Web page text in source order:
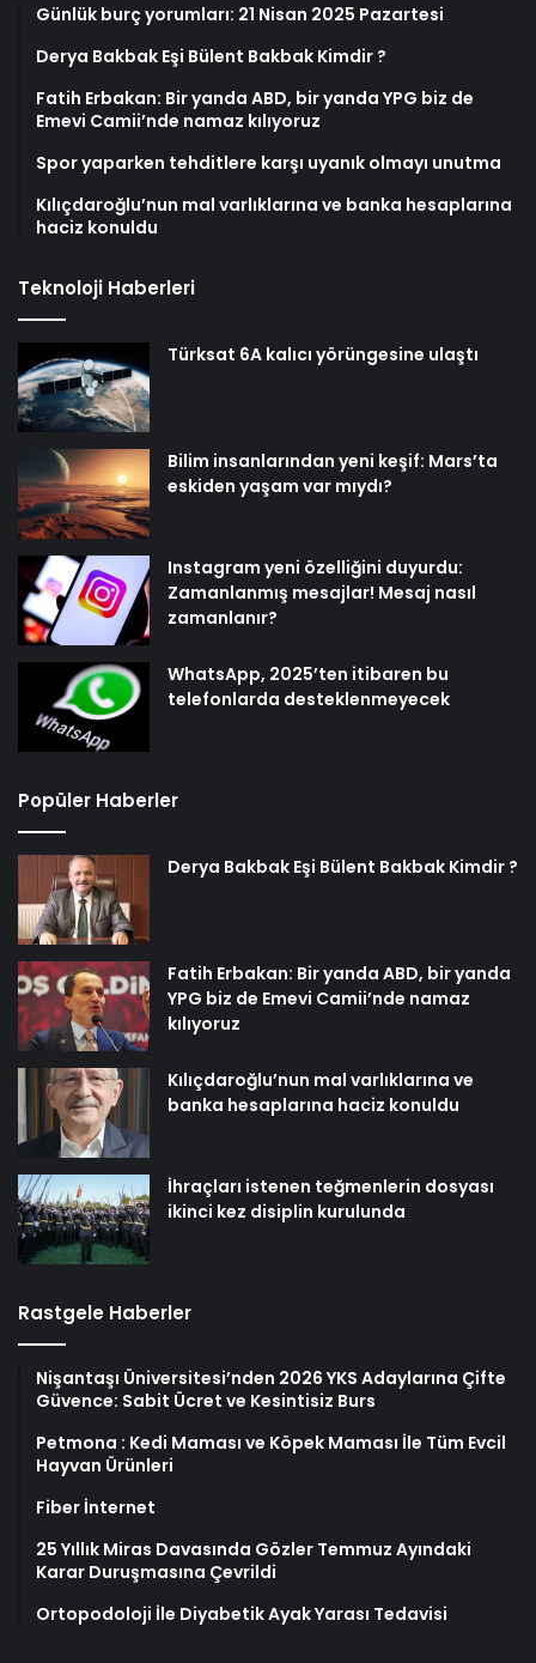
Günlük burç yorumları: 21 Nisan 2025 Pazartesi
Derya Bakbak Eşi Bülent Bakbak Kimdir ?
Fatih Erbakan: Bir yanda ABD, bir yanda YPG biz de
Emevi Camii’nde namaz kılıyoruz
Spor yaparken tehditlere karşı uyanık olmayı unutma
Kılıçdaroğlu’nun mal varlıklarına ve banka hesaplarına
haciz konuldu
Teknoloji Haberleri
Türksat 6A kalıcı yörüngesine ulaştı
Bilim insanlarından yeni keşif: Mars’ta
eskiden yaşam var mıydı?
Instagram yeni özelliğini duyurdu:
Zamanlanmış mesajlar! Mesaj nasıl
zamanlanır?
WhatsApp, 2025’ten itibaren bu
telefonlarda desteklenmeyecek
Popüler Haberler
Derya Bakbak Eşi Bülent Bakbak Kimdir ?
Fatih Erbakan: Bir yanda ABD, bir yanda
YPG biz de Emevi Camii’nde namaz
kılıyoruz
Kılıçdaroğlu’nun mal varlıklarına ve
banka hesaplarına haciz konuldu
İhraçları istenen teğmenlerin dosyası
ikinci kez disiplin kurulunda
Rastgele Haberler
Nişantaşı Üniversitesi’nden 2026 YKS Adaylarına Çifte
Güvence: Sabit Ücret ve Kesintisiz Burs
Petmona : Kedi Maması ve Köpek Maması İle Tüm Evcil
Hayvan Ürünleri
Fiber İnternet
25 Yıllık Miras Davasında Gözler Temmuz Ayındaki
Karar Duruşmasına Çevrildi
Ortopodoloji İle Diyabetik Ayak Yarası Tedavisi